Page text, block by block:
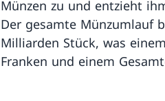
Münzen zu und entzieht
Der gesamte Münzumlauf
Milliarden Stück, was
Franken und einem